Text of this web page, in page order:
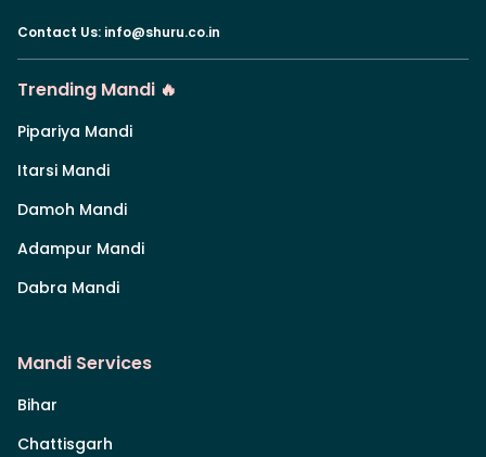
Contact Us: info@shuru.co.in
Trending Mandi 🔥
Pipariya Mandi
Itarsi Mandi
Damoh Mandi
Adampur Mandi
Dabra Mandi
Mandi Services
Bihar
Chattisgarh